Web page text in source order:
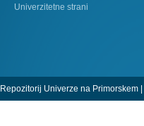
Univerzitetne strani
Repozitorij Univerze na Primorskem |